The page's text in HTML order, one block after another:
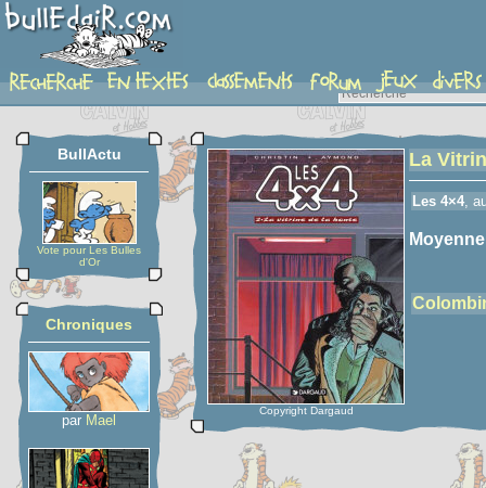
detail-etoiles
BullActu
Vote pour Les Bulles
d'Or
Chroniques
par Mael
Copyright Dargaud
La
Les 4×4,
Moyenne